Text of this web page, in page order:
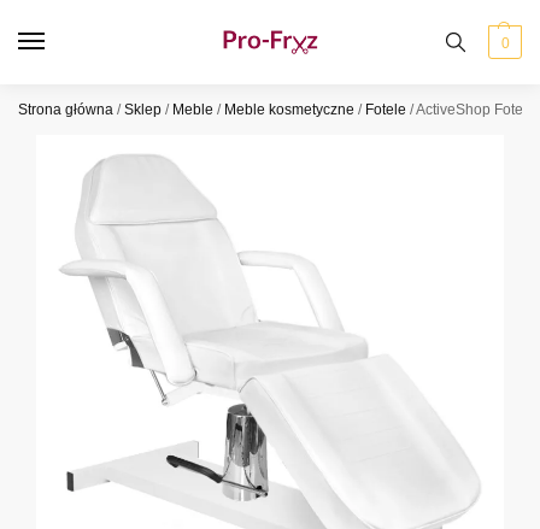
0
Strona główna /Sklep / Meble / Meble kosmetyczne / Fotele /ActiveShop Fotel